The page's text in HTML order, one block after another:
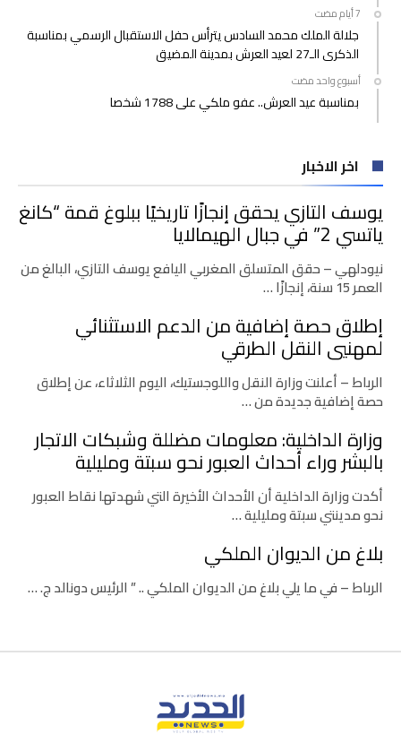
جلالة الملك محمد السادس يترأس حفل الاستقبال الرسمي بمناسبة
الذكرى الـ27 لعيد العرش بمدينة المضيق
‫‫‫‏‫أسبوع واحد مضت‬
بمناسبة عيد العرش.. عفو ملكي على 1788 شخصا
اخر الاخبار
يوسف التازي يحقق إنجازًا تاريخيًا ببلوغ قمة “كانغ
ياتسي 2” في جبال الهيمالايا
نيودلهي – حقق المتسلق المغربي اليافع يوسف التازي، البالغ من
العمر 15 سنة، إنجازًا …
إطلاق حصة إضافية من الدعم الاستثنائي
لمهنيي النقل الطرقي
الرباط – أعلنت وزارة النقل واللوجستيك، اليوم الثلاثاء، عن إطلاق
حصة إضافية جديدة من …
وزارة الداخلية: معلومات مضللة وشبكات الاتجار
بالبشر وراء أحداث العبور نحو سبتة ومليلية
أكدت وزارة الداخلية أن الأحداث الأخيرة التي شهدتها نقاط العبور
نحو مدينتي سبتة ومليلية …
بلاغ من الديوان الملكي
الرباط – في ما يلي بلاغ من الديوان الملكي .. ” الرئيس دونالد ج. …